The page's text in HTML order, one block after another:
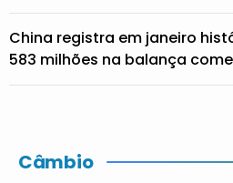
China registra em janeiro
583 milhões na balança
Câmbio